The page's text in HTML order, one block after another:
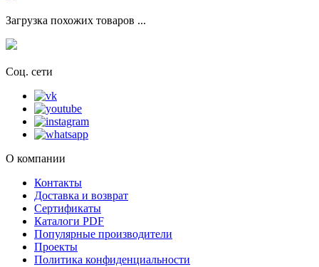
Загрузка похожих товаров ...
Соц. сети
О компании
Контакты
Доставка и возврат
Сертификаты
Каталоги PDF
Популярные производители
Проекты
Политика конфиденциальности